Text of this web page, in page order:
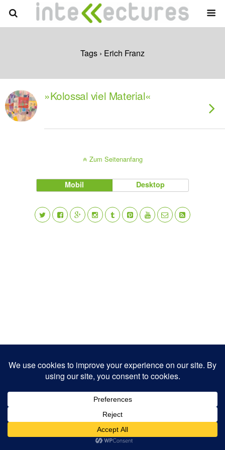
Tags › Erich Franz
»Kolossal viel Material«
Zum Seitenanfang
Mobil Desktop